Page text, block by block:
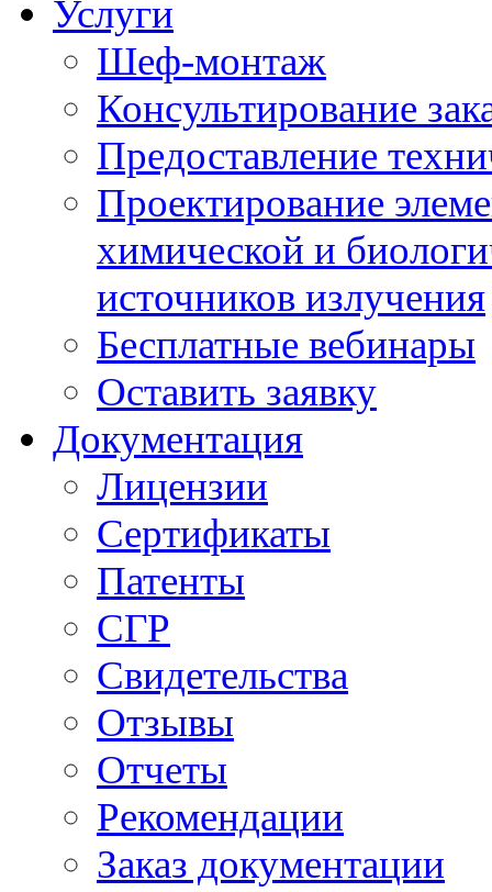
Услуги
Шеф-монтаж
Консультирование
Предоставление
Проектирование
химической и
источников излучения
Бесплатные вебинары
Оставить заявку
Документация
Лицензии
Сертификаты
Патенты
СГР
Свидетельства
Отзывы
Отчеты
Рекомендации
Заказ документации